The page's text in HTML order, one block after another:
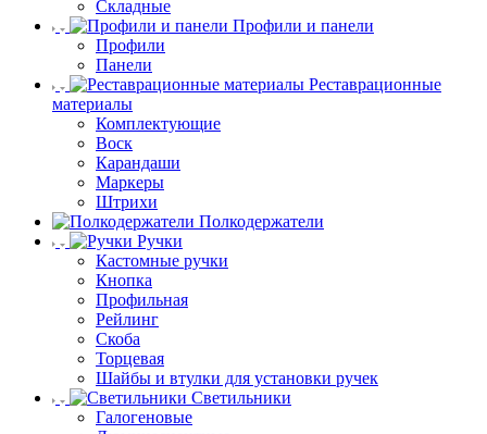
Складные
Профили и панели
Профили
Панели
Реставрационные
материалы
Комплектующие
Воск
Карандаши
Маркеры
Штрихи
Полкодержатели
Ручки
Кастомные ручки
Кнопка
Профильная
Рейлинг
Скоба
Торцевая
Шайбы и втулки для установки ручек
Светильники
Галогеновые